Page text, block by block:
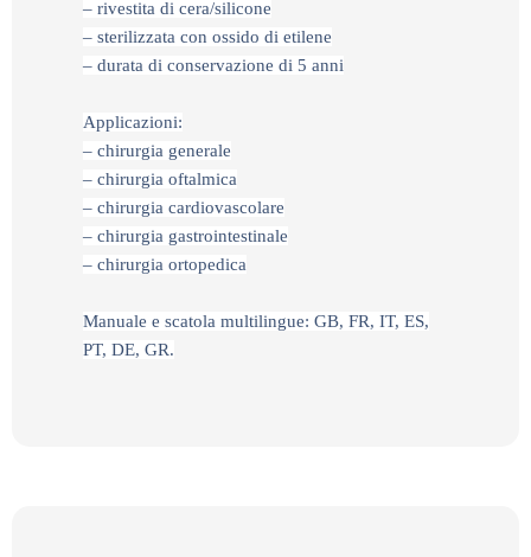
– rivestita di cera/silicone
– sterilizzata con ossido di etilene
– durata di conservazione di 5 anni
Applicazioni:
– chirurgia generale
– chirurgia oftalmica
– chirurgia cardiovascolare
– chirurgia gastrointestinale
– chirurgia ortopedica
Manuale e scatola multilingue: GB, FR, IT, ES,
PT, DE, GR.